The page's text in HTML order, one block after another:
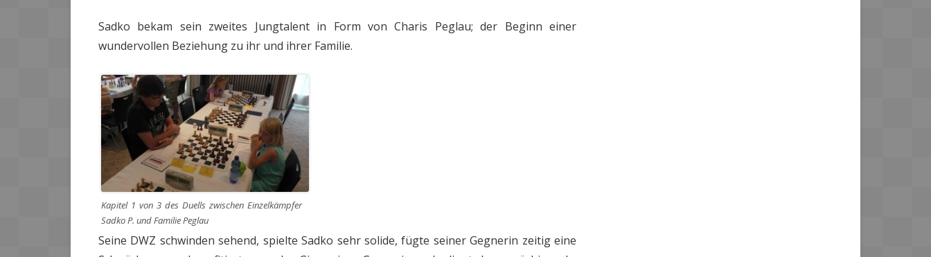
Sadko bekam sein zweites Jungtalent in Form von Charis Peglau; der Beginn einer
wundervollen Beziehung zu ihr und ihrer Familie.
Kapitel 1 von 3 des Duells zwischen Einzelkämpfer
Sadko P. und Familie Peglau
Seine DWZ schwinden sehend, spielte Sadko sehr solide, fügte seiner Gegnerin zeitig eine